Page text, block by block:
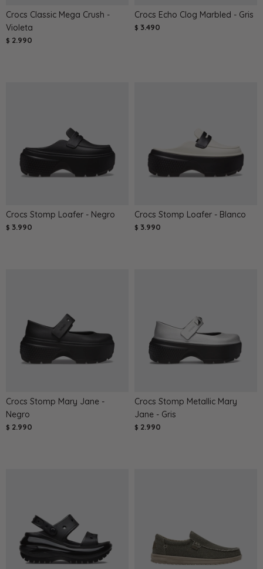
Crocs Classic Mega Crush -
Violeta
$ 2.990
Crocs Echo Clog Marbled - Gris
$ 3.490
Crocs Stomp Loafer - Negro
$ 3.990
Crocs Stomp Loafer - Blanco
$ 3.990
Crocs Stomp Mary Jane -
Negro
$ 2.990
Crocs Stomp Metallic Mary
Jane - Gris
$ 2.990